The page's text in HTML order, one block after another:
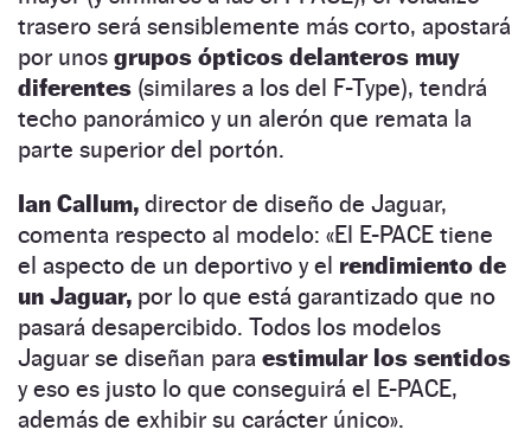
trasero será sensiblemente más corto, apostará
por unos grupos ópticos delanteros muy
diferentes (similares a los del F-Type), tendrá
techo panorámico y un alerón que remata la
parte superior del portón.
Ian Callum, director de diseño de Jaguar,
comenta respecto al modelo: «El E-PACE tiene
el aspecto de un deportivo y el rendimiento de
un Jaguar, por lo que está garantizado que no
pasará desapercibido. Todos los modelos
Jaguar se diseñan para estimular los sentidos
y eso es justo lo que conseguirá el E-PACE,
además de exhibir su carácter único».